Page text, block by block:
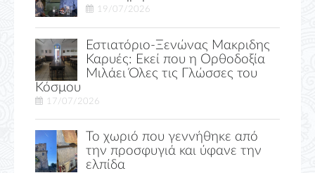
19/07/2026
Εστιατόριο-Ξενώνας Μακριδης
Καρυές: Εκεί που η Ορθοδοξία
Μιλάει Όλες τις Γλώσσες του
Κόσμου
17/07/2026
Το χωριό που γεννήθηκε από
την προσφυγιά και ύφανε την
ελπίδα